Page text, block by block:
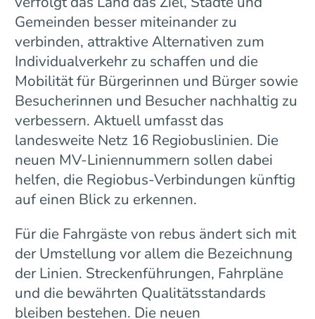
Gemeinden besser miteinander zu
verbinden, attraktive Alternativen zum
Individualverkehr zu schaffen und die
Mobilität für Bürgerinnen und Bürger sowie
Besucherinnen und Besucher nachhaltig zu
verbessern. Aktuell umfasst das
landesweite Netz 16 Regiobuslinien. Die
neuen MV-Liniennummern sollen dabei
helfen, die Regiobus-Verbindungen künftig
auf einen Blick zu erkennen.
Für die Fahrgäste von rebus ändert sich mit
der Umstellung vor allem die Bezeichnung
der Linien. Streckenführungen, Fahrpläne
und die bewährten Qualitätsstandards
bleiben bestehen. Die neuen